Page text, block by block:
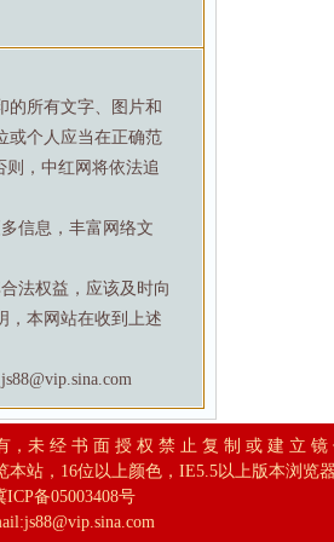
的所有文字、图片和
或个人应当在正确范
则，中红网将依法追
信息，丰富网络文
法权益，应该及时向
，本网站在收到上述
，未 经 书 面 授 权 禁 止 复 制 或 建 立 镜
本站，16位以上颜色，IE5.5以上版本浏览
ICP备05003408号
js88@vip.sina.com